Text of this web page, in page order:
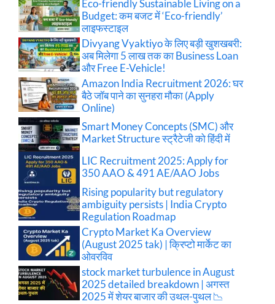
Eco-friendly Sustainable Living on a
Budget: कम बजट में ‘Eco-friendly’
लाइफस्टाइल
Divyang Vyaktiyo के लिए बड़ी खुशखबरी:
अब मिलेगा 5 लाख तक का Business Loan
और Free E-Vehicle!
Amazon India Recruitment 2026: घर
बैठे जॉब पाने का सुनहरा मौका (Apply
Online)
Smart Money Concepts (SMC) और
Market Structure स्ट्रैटेजी को हिंदी में
LIC Recruitment 2025: Apply for
350 AAO & 491 AE/AAO Jobs
Rising popularity but regulatory
ambiguity persists | India Crypto
Regulation Roadmap
Crypto Market Ka Overview
(August 2025 tak) | क्रिप्टो मार्केट का
ओवरविव
stock market turbulence in August
2025 detailed breakdown | अगस्त
2025 में शेयर बाजार की उथल-पुथल 📉